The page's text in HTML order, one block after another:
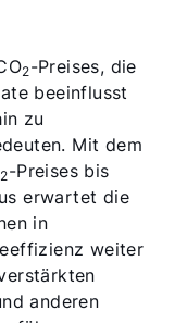
2-Preises, die
beeinflusst
zu
Mit dem
2-Preises bis
erwartet die
in
weiter
anderen